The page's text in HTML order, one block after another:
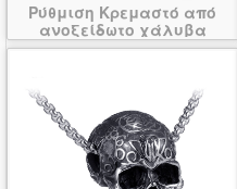
Ρύθμιση Κρεμαστό από
ανοξείδωτο χάλυβα